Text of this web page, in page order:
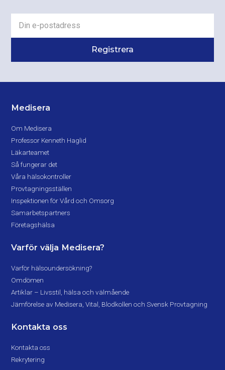
Medisera
Om Medisera
Professor Kenneth Haglid
Läkarteamet
Så fungerar det
Våra hälsokontroller
Provtagningsställen
Inspektionen för Vård och Omsorg
Samarbetspartners
Företagshälsa
Varför välja Medisera?
Varför hälsoundersökning?
Omdömen
Artiklar – Livsstil, hälsa och välmående
Jämförelse av Medisera, Vital, Blodkollen och Svensk Provtagning
Kontakta oss
Kontakta oss
Rekrytering